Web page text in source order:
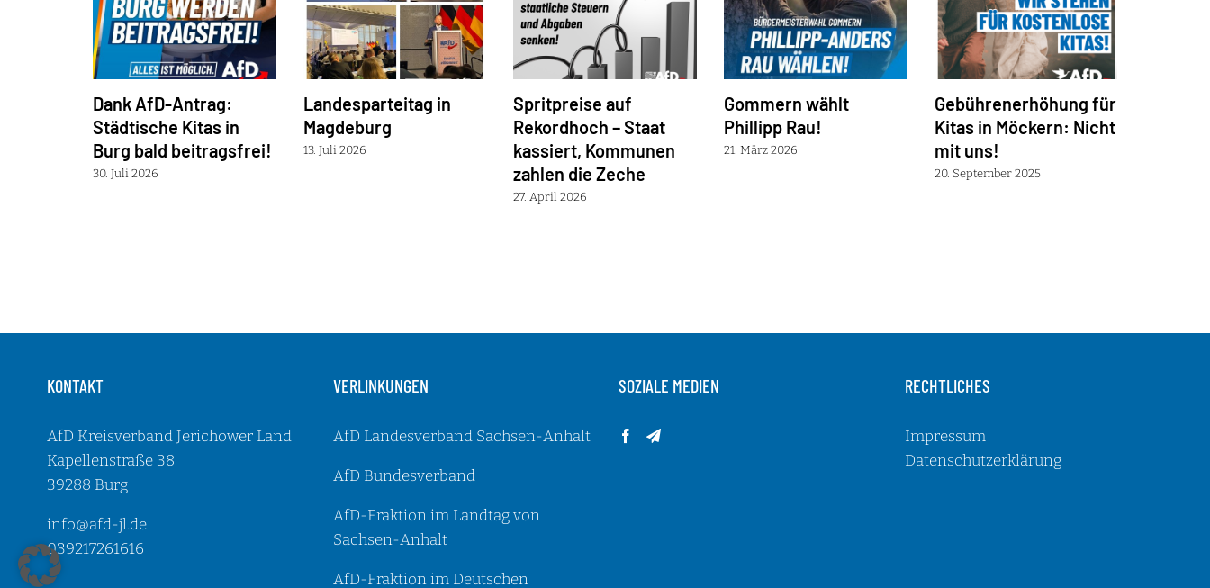
Dank AfD-Antrag:
Städtische Kitas in
Burg bald beitragsfrei!
30. Juli 2026
Landesparteitag in
Magdeburg
13. Juli 2026
Spritpreise auf
Rekordhoch – Staat
kassiert, Kommunen
zahlen die Zeche
27. April 2026
Gommern wählt
Phillipp Rau!
21. März 2026
Gebührenerhöhung für
Kitas in Möckern: Nicht
mit uns!
20. September 2025
KONTAKT
AfD Kreisverband Jerichower Land
Kapellenstraße 38
39288 Burg
info@afd-jl.de
039217261616
VERLINKUNGEN
AfD Landesverband Sachsen-Anhalt
AfD Bundesverband
AfD-Fraktion im Landtag von
Sachsen-Anhalt
AfD-Fraktion im Deutschen
SOZIALE MEDIEN RECHTLICHES
Impressum
Datenschutzerklärung